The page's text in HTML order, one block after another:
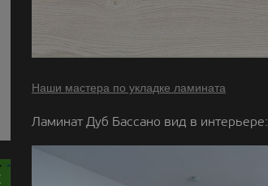
Наши мастера по укладке ламината
Ламинат Дуб Бассано вид в интерьере: